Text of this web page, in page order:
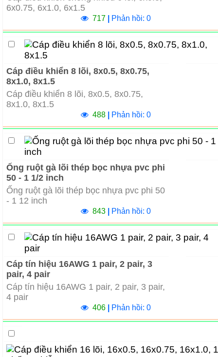
6x0.75, 6x1.0, 6x1.5
717 Phản hồi: 0
Cáp điều khiển 8 lõi, 8x0.5, 8x0.75,
8x1.0, 8x1.5
Cáp điều khiển 8 lõi, 8x0.5, 8x0.75,
8x1.0, 8x1.5
488 Phản hồi: 0
Ống ruột gà lõi thép bọc nhựa pvc phi
50 - 1 1/2 inch
Ống ruột gà lõi thép bọc nhựa pvc phi 50
- 1 12 inch
843 Phản hồi: 0
Cáp tín hiệu 16AWG 1 pair, 2 pair, 3
pair, 4 pair
Cáp tín hiệu 16AWG 1 pair, 2 pair, 3 pair,
4 pair
406 Phản hồi: 0